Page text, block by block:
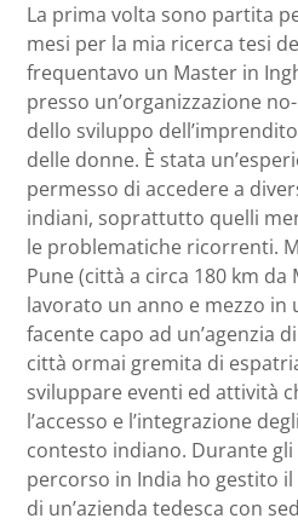
La prima volta sono partita
mesi per la mia ricerca tesi
frequentavo un Master in
presso un’organizzazione
dello sviluppo
delle donne. È stata
permesso di accedere a
indiani, soprattutto quelli
le problematiche ricorrenti.
Pune (città a circa 180 km da
lavorato un anno e mezzo in
facente capo ad un’agenzia
città ormai gremita di
sviluppare eventi ed attività
l’accesso e l’integrazione
contesto indiano. Durante
percorso in India ho gestito
di un’azienda tedesca con